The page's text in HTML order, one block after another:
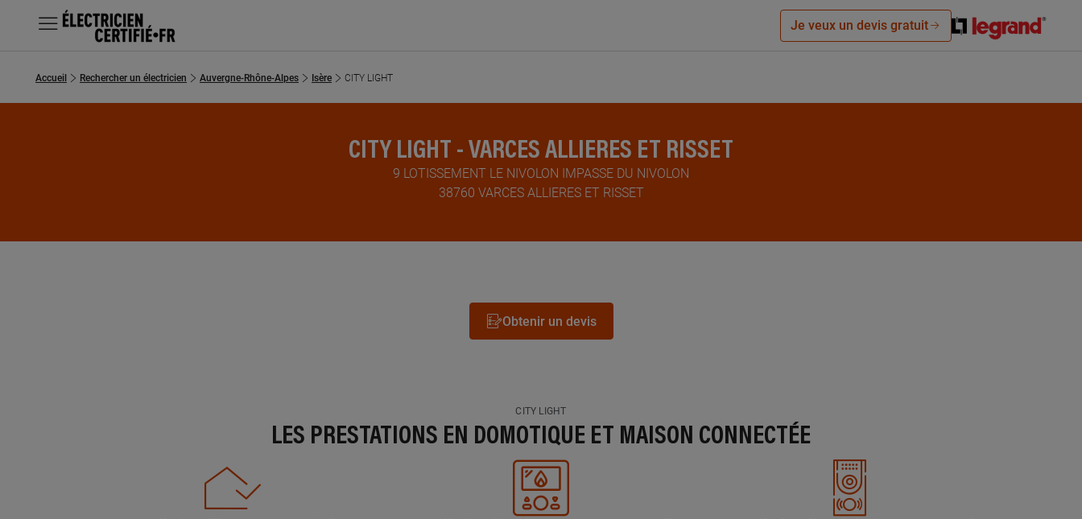
MENU
Chercher un électricien
Je veux un devis gratuit
Accueil Rechercher un électricien Auvergne-Rhône-Alpes Isère CITY LIGHT
CITY LIGHT - VARCES ALLIERES ET RISSET
9 LOTISSEMENT LE NIVOLON IMPASSE DU NIVOLON
38760 VARCES ALLIERES ET RISSET
Obtenir un devis
CITY LIGHT
LES PRESTATIONS EN DOMOTIQUE ET MAISON CONNECTÉE